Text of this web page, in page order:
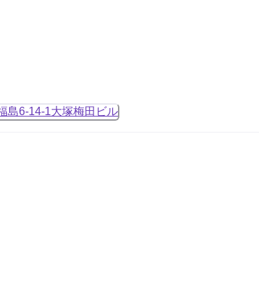
島6-14-1大塚梅田ビル